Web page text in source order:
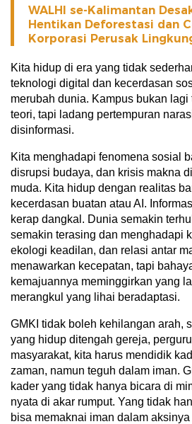
WALHI se-Kalimantan
Hentikan Deforestasi dan
Korporasi Perusak
Kita hidup di era yang tidak
teknologi digital dan kecerdasan
merubah dunia. Kampus bukan
teori, tapi ladang pertempuran
disinformasi.
Kita menghadapi fenomena sosial
disrupsi budaya, dan krisis makna
muda. Kita hidup dengan realitas
kecerdasan buatan atau AI.
kerap dangkal. Dunia semakin
semakin terasing dan menghadapi
ekologi keadilan, dan relasi antar
menawarkan kecepatan, tapi
kemajuannya meminggirkan yang
merangkul yang lihai beradaptasi.
GMKI tidak boleh kehilangan arah,
yang hidup ditengah gereja,
masyarakat, kita harus mendidik
zaman, namun teguh dalam iman.
kader yang tidak hanya bicara di
nyata di akar rumput. Yang tidak
bisa memaknai iman dalam